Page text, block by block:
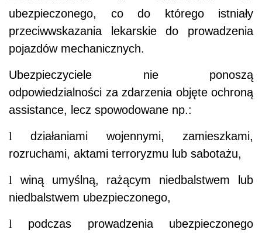
ubezpieczonego, co do którego istniały
przeciwwskazania lekarskie do prowadzenia
pojazdów mechanicznych.
Ubezpieczyciele nie ponoszą
odpowiedzialności za zdarzenia objęte ochroną
assistance, lecz spowodowane np.:
l działaniami wojennymi, zamieszkami,
rozruchami, aktami terroryzmu lub sabotażu,
l winą umyślną, rażącym niedbalstwem lub
niedbalstwem ubezpieczonego,
l podczas prowadzenia ubezpieczonego